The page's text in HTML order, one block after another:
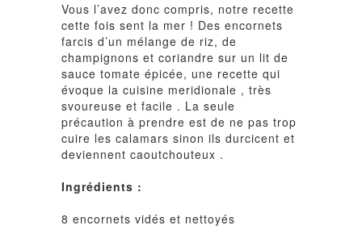
Vous l’avez donc compris, notre recette
cette fois sent la mer ! Des encornets
farcis d’un mélange de riz, de
champignons et coriandre sur un lit de
sauce tomate épicée, une recette qui
évoque la cuisine meridionale , très
svoureuse et facile . La seule
précaution à prendre est de ne pas trop
cuire les calamars sinon ils durcicent et
deviennent caoutchouteux .
Ingrédients :
8 encornets vidés et nettoyés